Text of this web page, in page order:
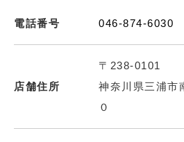
電話番号 046-874-6030
店舗住所
〒238-0101
神奈川県三浦市
０